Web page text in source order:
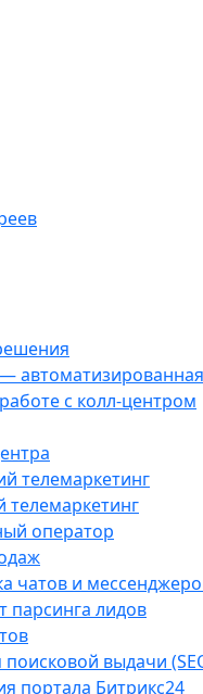
с колл-центром
телемаркетинг
телемаркетинг
оператор
чатов и
парсинга лидов
выдачи
портала Битрикс24